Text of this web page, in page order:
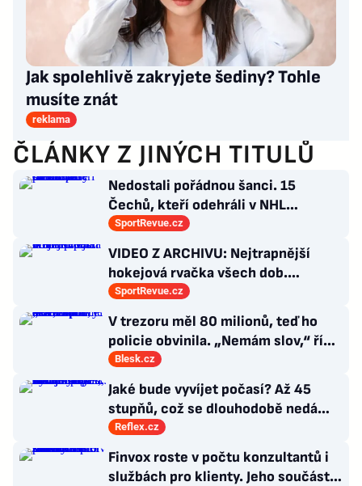
Jak spolehlivě zakryjete šediny? Tohle
musíte znát
reklama
ČLÁNKY Z JINÝCH TITULŮ
Nedostali pořádnou šanci. 15
Čechů, kteří odehráli v NHL
maximálně dva zápasy
SportRevue.cz
VIDEO Z ARCHIVU: Nejtrapnější
hokejová rvačka všech dob.
Nepadla v ní ani rána
SportRevue.cz
V trezoru měl 80 milionů, teď ho
policie obvinila. „Nemám slov,“ říká
exšéf Správy železnic
Blesk.cz
Jaké bude vyvíjet počasí? Až 45
stupňů, což se dlouhodobě nedá
vydržet, varuje klimatolog Radim
Tolasz
Reflex.cz
Finvox roste v počtu konzultantů i
službách pro klienty. Jeho součástí